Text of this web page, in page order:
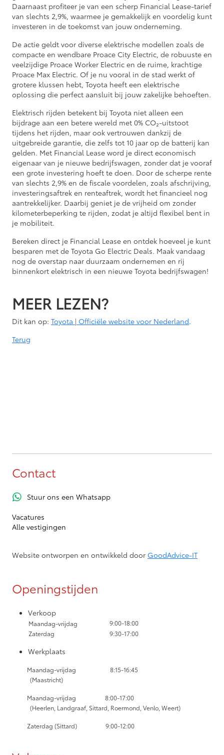
Daarnaast profiteer je van een scherp Financial Lease-tarief
van slechts 2,9%, waarmee je gemakkelijk en voordelig kunt
investeren in de toekomst van jouw onderneming.
De actie geldt voor diverse elektrische modellen zoals de
compacte en wendbare Proace City Electric, de robuuste en
veelzijdige Proace Worker Electric en de ruime, krachtige
Proace Max Electric. Of je nu vooral in de stad werkt of
grotere klussen hebt, Toyota heeft een elektrische
oplossing die perfect aansluit bij jouw zakelijke behoeften.
Elektrisch rijden betekent bij Toyota niet alleen een
bijdrage aan een betere wereld met 0% CO₂-uitstoot
tijdens het rijden, maar ook vertrouwen dankzij de
uitgebreide garantie, die zelfs tot 10 jaar op de batterij kan
gelden. Met Financial Lease word je direct economisch
eigenaar van je nieuwe bedrijfswagen, zonder dat je vooraf
een grote investering hoeft te doen. Door de scherpe rente
van slechts 2,9% en de fiscale voordelen, zoals afschrijving,
investeringsaftrek en renteaftrek, wordt het financieel nog
aantrekkelijker. Daarbij geniet je de vrijheid om zonder
kilometerbeperking te rijden, zodat je altijd flexibel bent in
je mobiliteit.
Bereken direct je Financial Lease en ontdek hoeveel je kunt
besparen met de Toyota Go Electric Deals. Maak vandaag
nog de overstap naar duurzaam ondernemen en rij
binnenkort elektrisch in een nieuwe Toyota bedrijfswagen!
MEER LEZEN?
Dit kan op: Toyota | Officiële website voor Nederland.
Terug
Contact
Stuur ons een Whatsapp
Vacatures
Alle vestigingen
Website ontworpen en ontwikkeld door GoodAdvice-IT
Openingstijden
Verkoop
Maandag-vrijdag
9:00-18:00
Zaterdag
9:30-17:00
Werkplaats
Maandag-vrijdag
8:15-16:45
(Maastricht)
Maandag-vrijdag
8:00-17:00
(Heerlen, Landgraaf, Sittard, Roermond, Venlo, Weert)
Zaterdag (Sittard) 9:00-12:00